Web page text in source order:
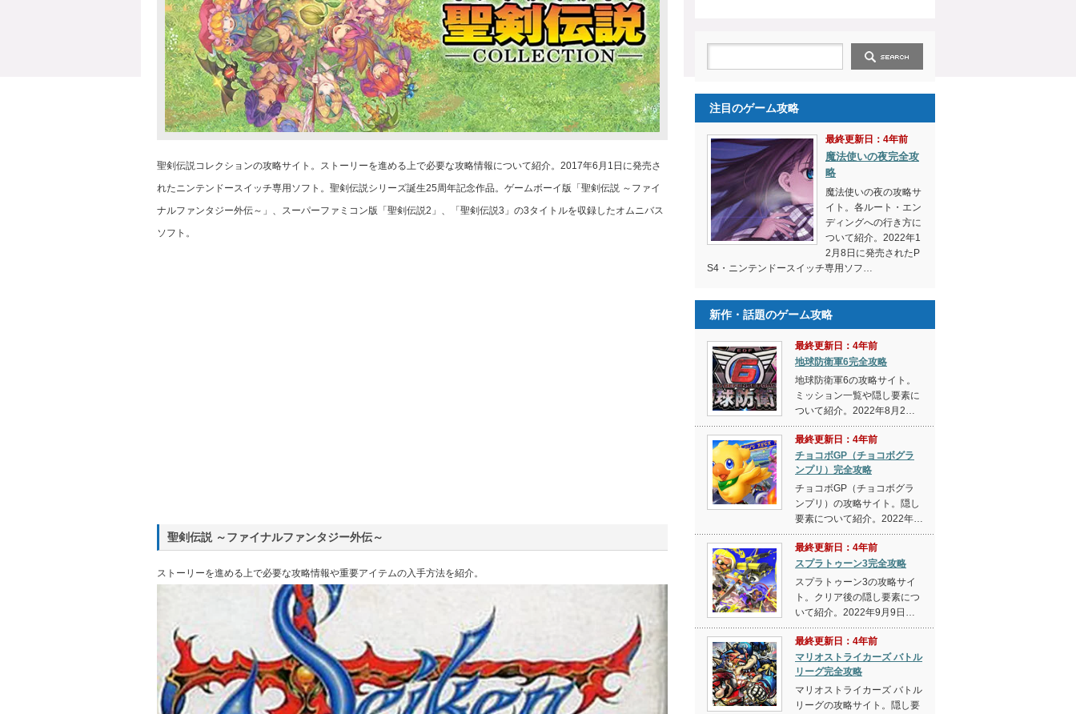
聖剣伝説コレクションの攻略サイト。ストーリーを進める上で必要な攻略情報について紹介。2017年6月1日に発売さ
れたニンテンドースイッチ専用ソフト。聖剣伝説シリーズ誕生25周年記念作品。ゲームボーイ版「聖剣伝説 ～ファイ
ナルファンタジー外伝～」、スーパーファミコン版「聖剣伝説2」、「聖剣伝説3」の3タイトルを収録したオムニバス
ソフト。
聖剣伝説 ～ファイナルファンタジー外伝～
ストーリーを進める上で必要な攻略情報や重要アイテムの入手方法を紹介。
注目のゲーム攻略
最終更新日：4年前
魔法使いの夜完全攻
略
魔法使いの夜の攻略サ
イト。各ルート・エン
ディングへの行き方に
ついて紹介。2022年1
2月8日に発売されたP
S4・ニンテンドースイッチ専用ソフ…
新作・話題のゲーム攻略
最終更新日：4年前
地球防衛軍6完全攻略
地球防衛軍6の攻略サイト。
ミッション一覧や隠し要素に
ついて紹介。2022年8月2…
最終更新日：4年前
チョコボGP（チョコボグラ
ンプリ）完全攻略
チョコボGP（チョコボグラ
ンプリ）の攻略サイト。隠し
要素について紹介。2022年…
最終更新日：4年前
スプラトゥーン3完全攻略
スプラトゥーン3の攻略サイ
ト。クリア後の隠し要素につ
いて紹介。2022年9月9日…
最終更新日：4年前
マリオストライカーズ バトル
リーグ完全攻略
マリオストライカーズ バトル
リーグの攻略サイト。隠し要